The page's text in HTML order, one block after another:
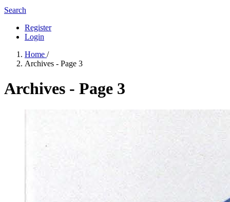
Search
Register
Login
Home /
Archives - Page 3
Archives - Page 3